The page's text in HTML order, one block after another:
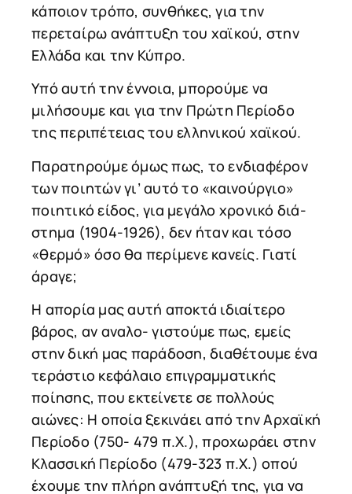
κάποιον τρόπο, συνθήκες, για την
περεταίρω ανάπτυξη του χαϊκού, στην
Ελλάδα και την Κύπρο.
Υπό αυτή την έννοια, μπορούμε να
μιλήσουμε και για την Πρώτη Περίοδο
της περιπέτειας του ελληνικού χαϊκού.
Παρατηρούμε όμως πως, το ενδιαφέρον
των ποιητών γι’ αυτό το «καινούργιο»
ποιητικό είδος, για μεγάλο χρονικό διά-
στημα (1904-1926), δεν ήταν και τόσο
«θερμό» όσο θα περίμενε κανείς. Γιατί
άραγε;
Η απορία μας αυτή αποκτά ιδιαίτερο
βάρος, αν αναλο- γιστούμε πως, εμείς
στην δική μας παράδοση, διαθέτουμε ένα
τεράστιο κεφάλαιο επιγραμματικής
ποίησης, που εκτείνετε σε πολλούς
αιώνες: Η οποία ξεκινάει από την Αρχαϊκή
Περίοδο (750- 479 π.Χ.), προχωράει στην
Κλασσική Περίοδο (479-323 π.Χ.) οπού
έχουμε την πλήρη ανάπτυξή της, για να